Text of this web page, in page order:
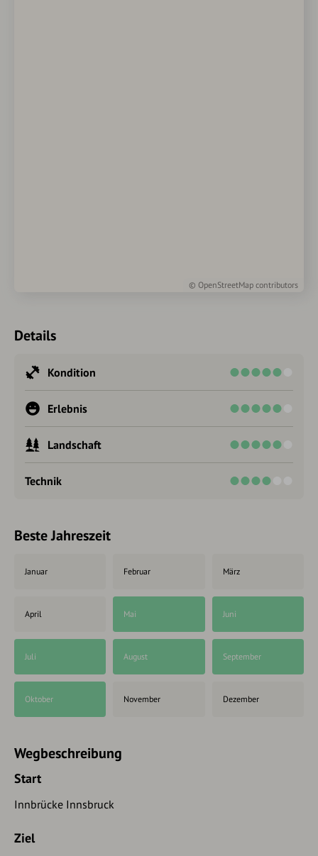
© OpenStreetMap contributors
Details
Kondition
Erlebnis
Landschaft
Technik
Beste Jahreszeit
Januar Februar März
April Mai Juni
Juli August September
Oktober November Dezember
Wegbeschreibung
Start
Innbrücke Innsbruck
Ziel